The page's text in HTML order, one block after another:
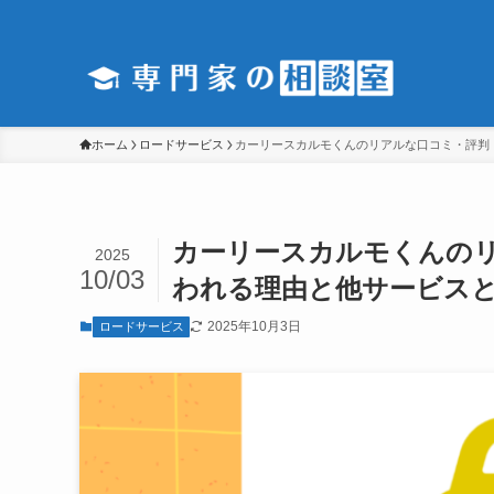
ホーム ロードサービス カーリースカルモくんのリアルな口コミ・評
カーリースカルモくんの
われる理由と他サービス
2025
10/03
ロードサービス 2025年10月3日